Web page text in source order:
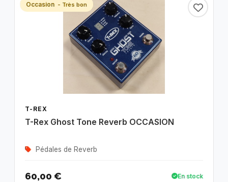
Occasion - Très bon
T-REX
T-Rex Ghost Tone Reverb OCCASION
Pédales de Reverb
60,00 € En stock